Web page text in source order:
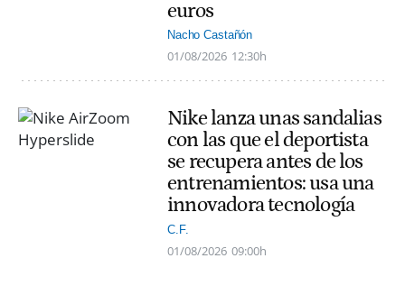
euros
Nacho Castañón
01/08/2026 12:30h
Nike lanza unas sandalias
con las que el deportista
se recupera antes de los
entrenamientos: usa una
innovadora tecnología
C.F.
01/08/2026 09:00h